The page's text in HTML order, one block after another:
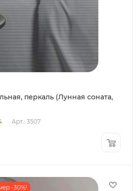
перкаль (Лунная соната,
Арт.: 3507
-30%!